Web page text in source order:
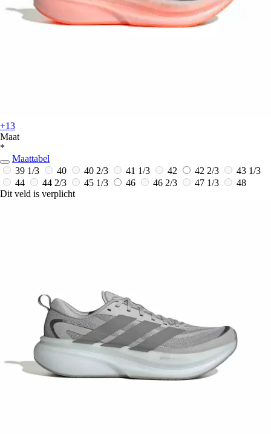
+13
Maat
*
Maattabel
39 1/3
40 40 2/3 41 1/3 42 42 2/3
43 1/3
44
44 2/3 45 1/3 46 46 2/3 47 1/3
48
Dit veld is verplicht